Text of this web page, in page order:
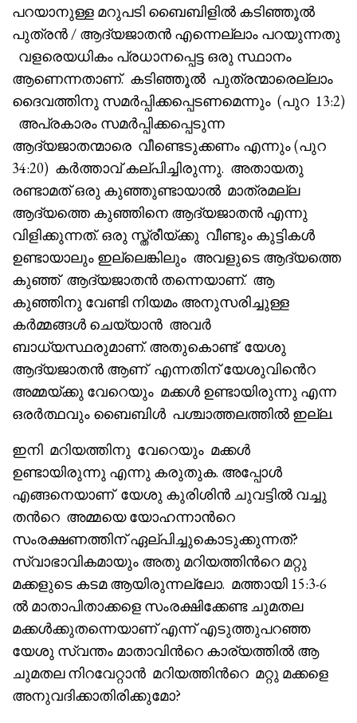
പറയാനുള്ള മറുപടി ബൈബിളിൽ കടിഞ്ഞൂൽ
പുത്രൻ / ആദ്യജാതൻ എന്നെല്ലാം പറയുന്നതു
വളരെയധികം പ്രധാനപ്പെട്ട ഒരു സ്ഥാനം
ആണെന്നതാണ്. കടിഞ്ഞൂൽ പുത്രന്മാരെല്ലാം
ദൈവത്തിനു സമർപ്പിക്കപ്പെടണമെന്നും (പുറ 13:2)
അപ്രകാരം സമർപ്പിക്കപ്പെടുന്ന
ആദ്യജാതന്മാരെ വീണ്ടെടുക്കണം എന്നും (പുറ
34:20) കർത്താവ് കല്പിച്ചിരുന്നു. അതായതു
രണ്ടാമത് ഒരു കുഞ്ഞുണ്ടായാൽ മാത്രമല്ല
ആദ്യത്തെ കുഞ്ഞിനെ ആദ്യജാതൻ എന്നു
വിളിക്കുന്നത്. ഒരു സ്ത്രീയ്ക്കു വീണ്ടും കുട്ടികൾ
ഉണ്ടായാലും ഇല്ലെങ്കിലും അവളുടെ ആദ്യത്തെ
കുഞ്ഞ് ആദ്യജാതൻ തന്നെയാണ്. ആ
കുഞ്ഞിനു വേണ്ടി നിയമം അനുസരിച്ചുള്ള
കർമ്മങ്ങൾ ചെയ്യാൻ അവർ
ബാധ്യസ്ഥരുമാണ്. അതുകൊണ്ട് യേശു
ആദ്യജാതൻ ആണ് എന്നതിന് യേശുവിൻെറ
അമ്മയ്ക്കു വേറെയും മക്കൾ ഉണ്ടായിരുന്നു എന്ന
ഒരർത്ഥവും ബൈബിൾ പശ്ചാത്തലത്തിൽ ഇല്ല.
ഇനി മറിയത്തിനു വേറെയും മക്കൾ
ഉണ്ടായിരുന്നു എന്നു കരുതുക. അപ്പോൾ
എങ്ങനെയാണ് യേശു കുരിശിൻ ചുവട്ടിൽ വച്ചു
തൻറെ അമ്മയെ യോഹന്നാൻറെ
സംരക്ഷണത്തിന് ഏല്പിച്ചുകൊടുക്കുന്നത്?
സ്വാഭാവികമായും അതു മറിയത്തിൻറെ മറ്റു
മക്കളുടെ കടമ ആയിരുന്നല്ലോ. മത്തായി 15:3-6
ൽ മാതാപിതാക്കളെ സംരക്ഷിക്കേണ്ട ചുമതല
മക്കൾക്കുതന്നെയാണ് എന്ന് എടുത്തുപറഞ്ഞ
യേശു സ്വന്തം മാതാവിൻറെ കാര്യത്തിൽ ആ
ചുമതല നിറവേറ്റാൻ മറിയത്തിൻറെ മറ്റു മക്കളെ
അനുവദിക്കാതിരിക്കുമോ?